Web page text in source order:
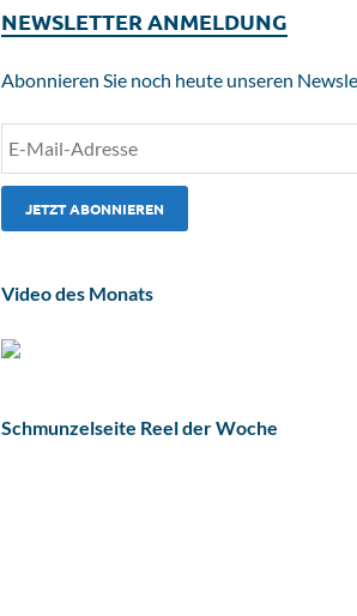
NEWSLETTER ANMELDUNG
Abonnieren Sie noch heute unseren
Video des Monats
Schmunzelseite Reel der Woche